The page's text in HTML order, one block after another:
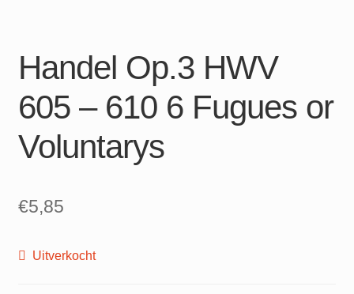
Handel Op.3 HWV
605 – 610 6 Fugues or
Voluntarys
€5,85
Uitverkocht